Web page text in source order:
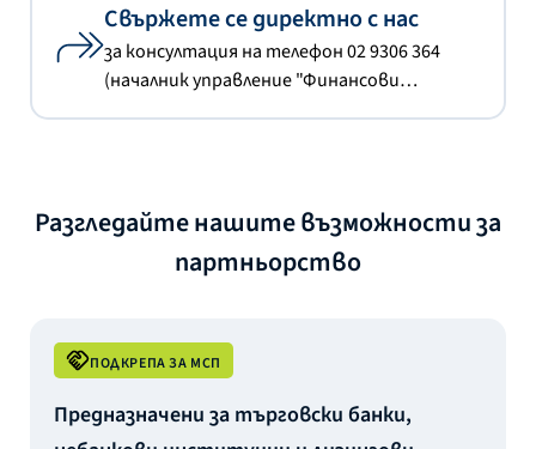
Свържете се директно с нас
за консултация на телефон 02 9306 364
(началник управление "Финансови
Разгледайте нашите възможности за
партньорство
ПОДКРЕПА ЗА МСП
Предназначени за търговски банки,